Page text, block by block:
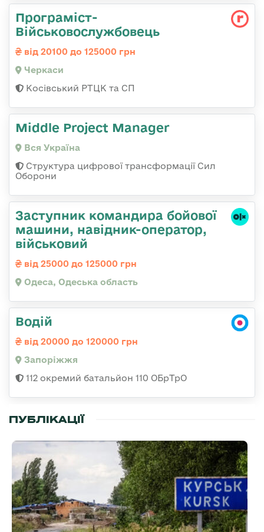
Програміст-
Військовослужбовець
від 20100 до 125000 грн
Черкаси
Косівський РТЦК та СП
Middle Project Manager
Вся Україна
Структура цифрової трансформації Сил
Оборони
Заступник командиpа бойової
машини, навідник-оператор,
військовий
від 25000 до 125000 грн
Одеса, Одеська область
Водій
від 20000 до 120000 грн
Запоріжжя
112 окремий батальйон 110 ОБрТрО
ПУБЛІКАЦІЇ